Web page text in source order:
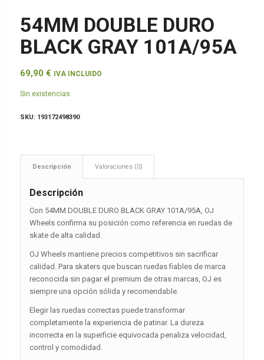
54MM DOUBLE DURO
BLACK GRAY 101A/95A
69,90 € IVA INCLUIDO
Sin existencias
SKU: 193172498390
Descripción Valoraciones (0)
Descripción
Con 54MM DOUBLE DURO BLACK GRAY 101A/95A, OJ
Wheels confirma su posición como referencia en ruedas de
skate de alta calidad.
OJ Wheels mantiene precios competitivos sin sacrificar
calidad. Para skaters que buscan ruedas fiables de marca
reconocida sin pagar el premium de otras marcas, OJ es
siempre una opción sólida y recomendable.
Elegir las ruedas correctas puede transformar
completamente la experiencia de patinar. La dureza
incorrecta en la superficie equivocada penaliza velocidad,
control y comodidad.